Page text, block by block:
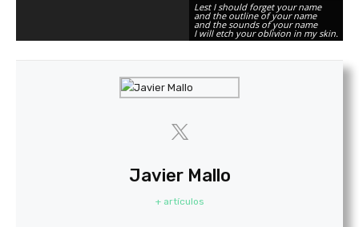
Lest I should forget your name
and the outline of your name
and the sounds of your name
I will etch your oblivion in my skin.
Javier Mallo
+ artículos